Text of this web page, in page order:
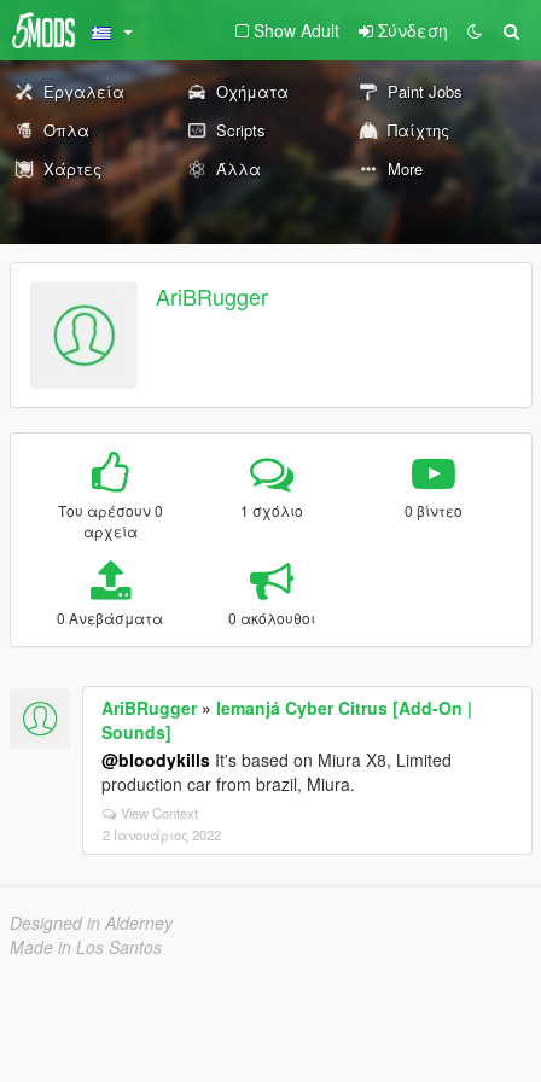
Show Adult Σύνδεση
Εργαλεία Οχήματα
Paint Jobs
Όπλα
Scripts
Παίχτης
Χάρτες
Άλλα More
AriBRugger
Του αρέσουν 0
αρχεία
1 σχόλιο 0 βίντεο
0 Ανεβάσματα 0 ακόλουθοι
AriBRugger» Iemanjá Cyber Citrus [Add-On |
Sounds]
@bloodykills It's based on Miura X8, Limited
production car from brazil, Miura.
View Context
2 Ιανουάριος 2022
Designed in Alderney
Made in Los Santos